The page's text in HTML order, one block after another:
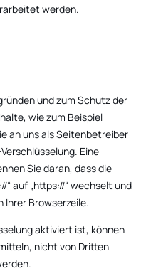
werden.
und zum Schutz der
wie zum Beispiel
an uns als Seitenbetreiber
Eine
Sie daran, dass die
“ auf „https://“ wechselt und
Ihrer Browserzeile.
aktiviert ist, können
nicht von Dritten